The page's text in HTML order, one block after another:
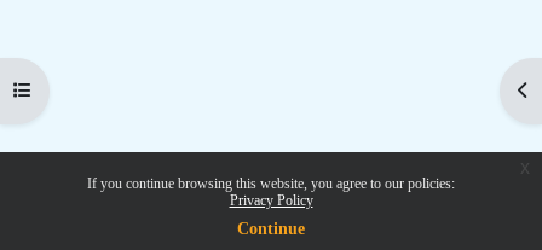
If you continue browsing this website, you agree to our policies:
Privacy Policy
Continue
開啟課程索引 開